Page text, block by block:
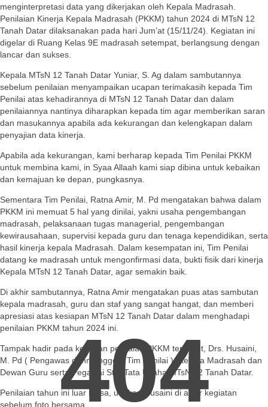
menginterpretasi data yang dikerjakan oleh Kepala Madrasah.
Penilaian Kinerja Kepala Madrasah (PKKM) tahun 2024 di MTsN 12
Tanah Datar dilaksanakan pada hari Jum’at (15/11/24). Kegiatan ini
digelar di Ruang Kelas 9E madrasah setempat, berlangsung dengan
lancar dan sukses.
Kepala MTsN 12 Tanah Datar Yuniar, S. Ag dalam sambutannya
sebelum penilaian menyampaikan ucapan terimakasih kepada Tim
Penilai atas kehadirannya di MTsN 12 Tanah Datar dan dalam
penilaiannya nantinya diharapkan kepada tim agar memberikan saran
dan masukannya apabila ada kekurangan dan kelengkapan dalam
penyajian data kinerja.
Apabila ada kekurangan, kami berharap kepada Tim Penilai PKKM
untuk membina kami, in Syaa Allaah kami siap dibina untuk kebaikan
dan kemajuan ke depan, pungkasnya.
Sementara Tim Penilai, Ratna Amir, M. Pd mengatakan bahwa dalam
PKKM ini memuat 5 hal yang dinilai, yakni usaha pengembangan
madrasah, pelaksanaan tugas managerial, pengembangan
kewirausahaan, supervisi kepada guru dan tenaga kependidikan, serta
hasil kinerja kepala Madrasah. Dalam kesempatan ini, Tim Penilai
datang ke madrasah untuk mengonfirmasi data, bukti fisik dari kinerja
Kepala MTsN 12 Tanah Datar, agar semakin baik.
Di akhir sambutannya, Ratna Amir mengatakan puas atas sambutan
kepala madrasah, guru dan staf yang sangat hangat, dan memberi
apresiasi atas kesiapan MTsN 12 Tanah Datar dalam menghadapi
penilaian PKKM tahun 2024 ini.
Tampak hadir pada kegiatan penilaian PKKM tersebut, Drs. Husaini,
M. Pd ( Pengawas dann Anggota Tim Penilai ), Kepala Madrasah dan
Dewan Guru serta Pegawai Staf Tata Usaha MTsN 12 Tanah Datar.
Penilaian tahun ini luar biasa, ungkap Husaini di akhir kegiatan
sebelum foto bersama404